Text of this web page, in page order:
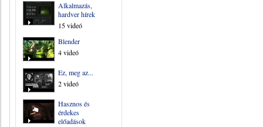
Alkalmazás,
hardver hírek
15 videó
Blender
4 videó
Ez, meg az...
2 videó
Hasznos és
érdekes
előadások